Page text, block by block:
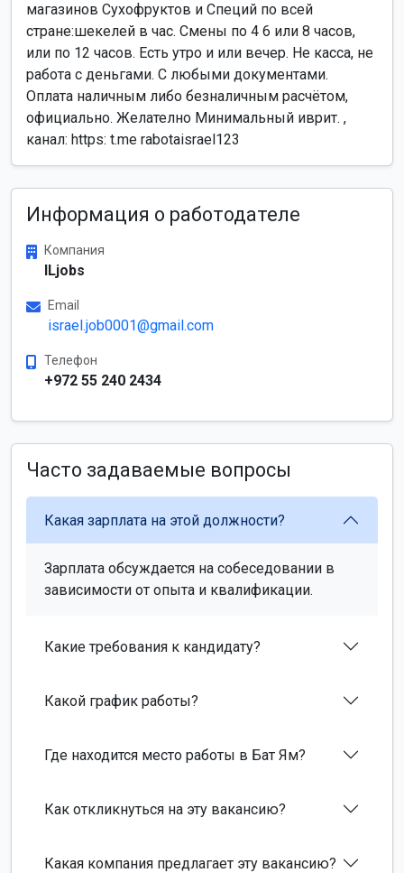
магазинов Сухофруктов и Специй по всей
стране:шекелей в час. Смены по 4 6 или 8 часов,
или по 12 часов. Есть утро и или вечер. Не касса, не
работа с деньгами. С любыми документами.
Оплата наличным либо безналичным расчётом,
официально. Желателно Минимальный иврит. ,
канал: https: t.me rabotaisrael123
Информация о работодателе
Компания
ILjobs
Email
israel.job0001@gmail.com
Телефон
+972 55 240 2434
Часто задаваемые вопросы
Какая зарплата на этой должности?
Зарплата обсуждается на собеседовании в
зависимости от опыта и квалификации.
Какие требования к кандидату?
Какой график работы?
Где находится место работы в Бат Ям?
Как откликнуться на эту вакансию?
Какая компания предлагает эту вакансию?